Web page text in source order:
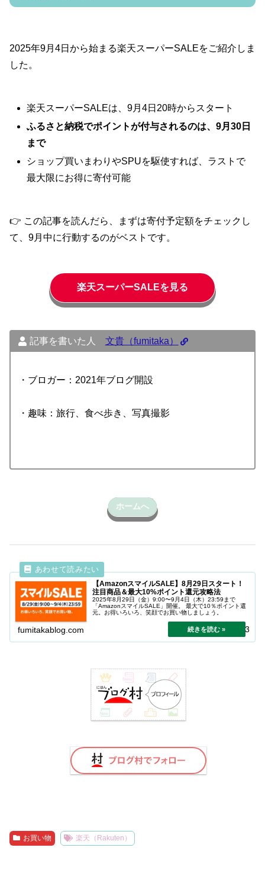
2025年9月4日から始まる楽天スーパーSALEをご紹介しま
した。
楽天スーパーSALEは、9月4日20時からスタート
ふるさと納税でポイントが付与されるのは、9月30日
まで
ショップ買いまわりやSPUを駆使すれば、ラストで
最大限にお得に寄付可能
👉 この記事を読んだら、まずは寄付予定額をチェックし
て、9月中に行動するのがベストです。
楽天スーパーSALEを見る
記事を書いた人 文貴（fumitaka）
・ブロガー：2021年ブログ開設
・趣味：旅行、食べ歩き、写真撮影
ホームへ
【AmazonスマイルSALE】8月29日スタート！
注目商品＆最大10%ポイント還元攻略法
2025年8月29日（金）9:00〜9月4日（木）23:59まで
「AmazonスマイルSALE」開催。 最大で10％ポイント還
元。お得いろいろ、笑顔でお買い物しましょう。
fumitakablog.com 2025.08.23
お買い物 楽天（Rakuten）